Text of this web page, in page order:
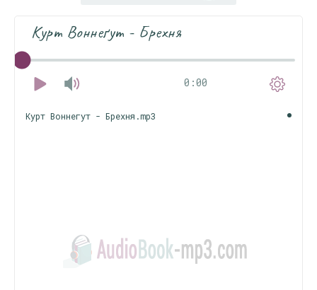
Курт Воннеґут - Брехня
0:00
Курт Воннегут - Брехня.mp3